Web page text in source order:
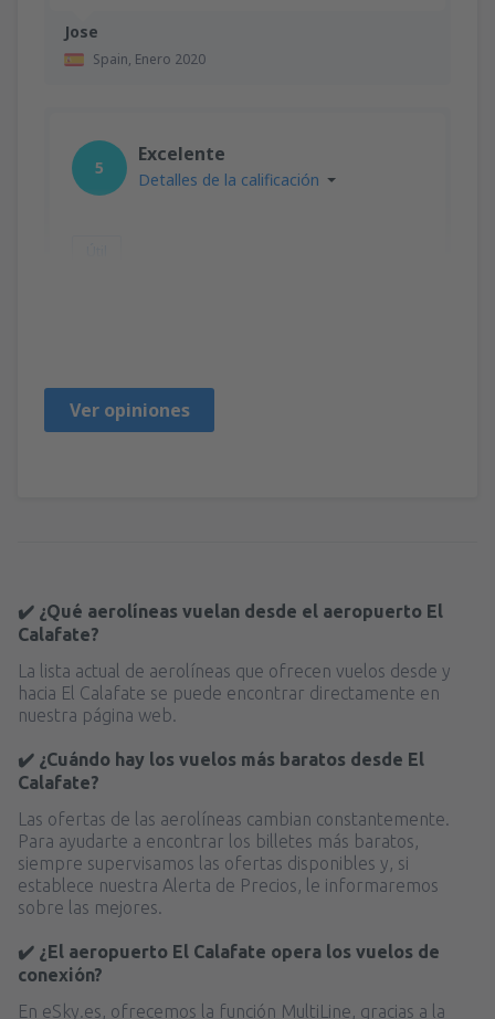
Jose
Spain, Enero 2020
5
Excelente
Detalles de la calificación
Ver opiniones
✔️ ¿Qué aerolíneas vuelan desde el aeropuerto El
Calafate?
La lista actual de aerolíneas que ofrecen vuelos desde y
hacia El Calafate se puede encontrar directamente en
nuestra página web.
✔️ ¿Cuándo hay los vuelos más baratos desde El
Calafate?
Las ofertas de las aerolíneas cambian constantemente.
Para ayudarte a encontrar los billetes más baratos,
siempre supervisamos las ofertas disponibles y, si
establece nuestra Alerta de Precios, le informaremos
sobre las mejores.
✔️ ¿El aeropuerto El Calafate opera los vuelos de
conexión?
En eSky.es, ofrecemos la función MultiLine, gracias a la